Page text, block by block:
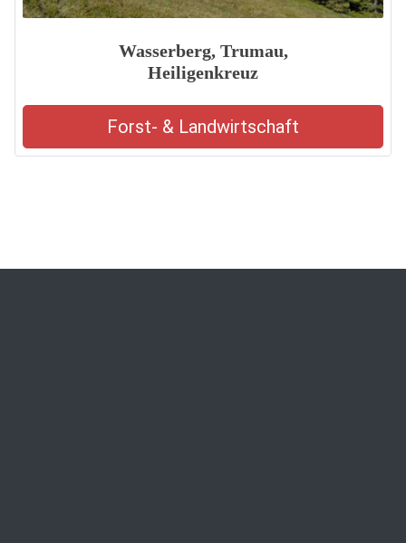
Wasserberg, Trumau,
Heiligenkreuz
Forst- & Landwirtschaft